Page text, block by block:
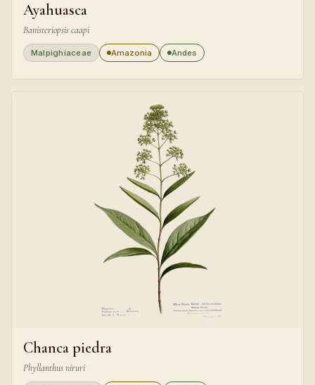
Ayahuasca
Banisteriopsis caapi
Malpighiaceae Amazonia Andes
Chanca piedra
Phyllanthus niruri